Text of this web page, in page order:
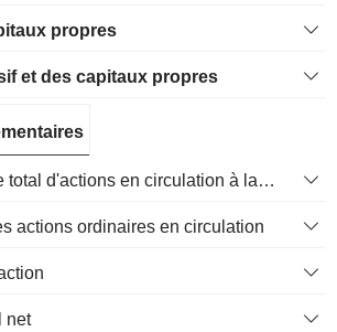
propres
et des capitaux propres
ECS Nombre total d'actions en circulation à la date de dépôt
actions ordinaires en circulation
net